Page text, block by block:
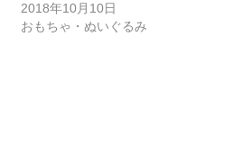
2018年10月10日
おもちゃ・ぬいぐるみ